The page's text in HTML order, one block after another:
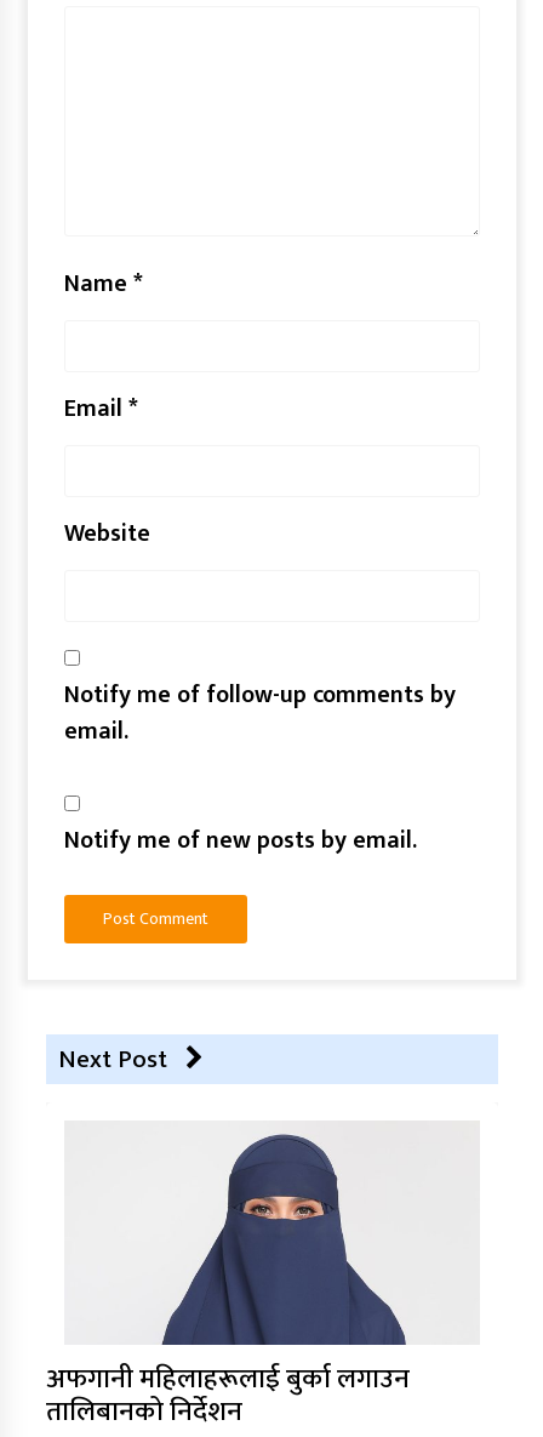
Name*
Email*
Website
Notify me of follow-up comments by
email.
Notify me of new posts by email.
Next Post
अफगानी महिलाहरूलाई बुर्का लगाउन
तालिबानको निर्देशन